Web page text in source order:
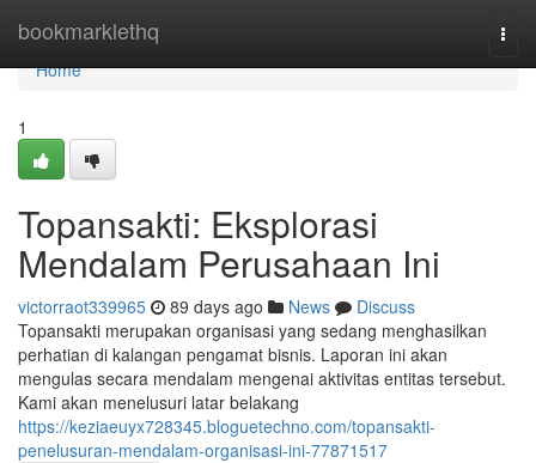
bookmarklethq
Home
Home
1
Topansakti: Eksplorasi
Mendalam Perusahaan Ini
victorraot339965 89 days ago News
Discuss
Topansakti merupakan organisasi yang sedang menghasilkan
perhatian di kalangan pengamat bisnis. Laporan ini akan
mengulas secara mendalam mengenai aktivitas entitas tersebut.
Kami akan menelusuri latar belakang
https://keziaeuyx728345.bloguetechno.com/topansakti-
penelusuran-mendalam-organisasi-ini-77871517